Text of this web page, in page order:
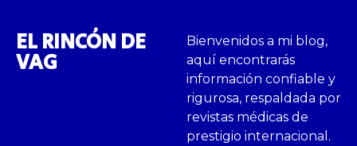
EL RINCÓN DE
VAG
Bienvenidos a mi blog,
aquí encontrarás
información confiable y
rigurosa, respaldada por
revistas médicas de
prestigio internacional.